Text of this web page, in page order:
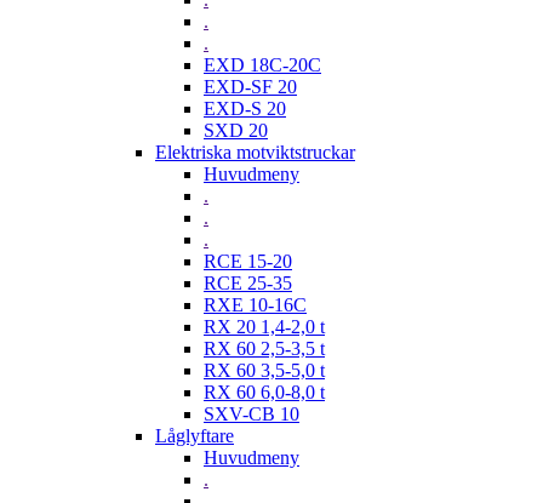
.
.
EXD 18C-20C
EXD-SF 20
EXD-S 20
SXD 20
Elektriska motviktstruckar
Huvudmeny
.
.
.
RCE 15-20
RCE 25-35
RXE 10-16C
RX 20 1,4-2,0 t
RX 60 2,5-3,5 t
RX 60 3,5-5,0 t
RX 60 6,0-8,0 t
SXV-CB 10
Låglyftare
Huvudmeny
.